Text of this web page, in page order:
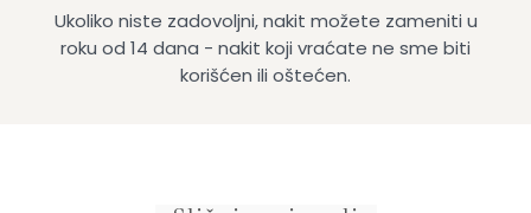
Ukoliko niste zadovoljni, nakit možete zameniti u
roku od 14 dana - nakit koji vraćate ne sme biti
korišćen ili oštećen.